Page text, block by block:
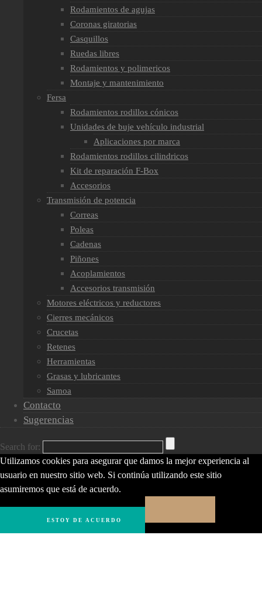
Rodamientos de agujas
Coronas giratorias
Casquillos
Ruedas libres
Rodamientos y polimericos
Montaje y mantenimiento
Fersa
Rodamientos rodillos cónicos
Unidades de buje vehículo industrial
Aplicaciones por marca
Rodamientos rodillos cilindricos
Kit de reparación F-Box
Accesorios
Transmisión de potencia
Correas
Poleas
Cadenas
Piñones
Acoplamientos
Accesorios transmisión
Motores eléctricos y reductores
Cierres mecánicos
Crucetas
Retenes
Herramientas
Grasas y lubricantes
Samoa
Contacto
Sugerencias
Search for:
Utilizamos cookies para asegurar que damos la mejor experiencia al
usuario en nuestro sitio web. Si continúa utilizando este sitio
asumiremos que está de acuerdo.
ESTOY DE ACUERDO